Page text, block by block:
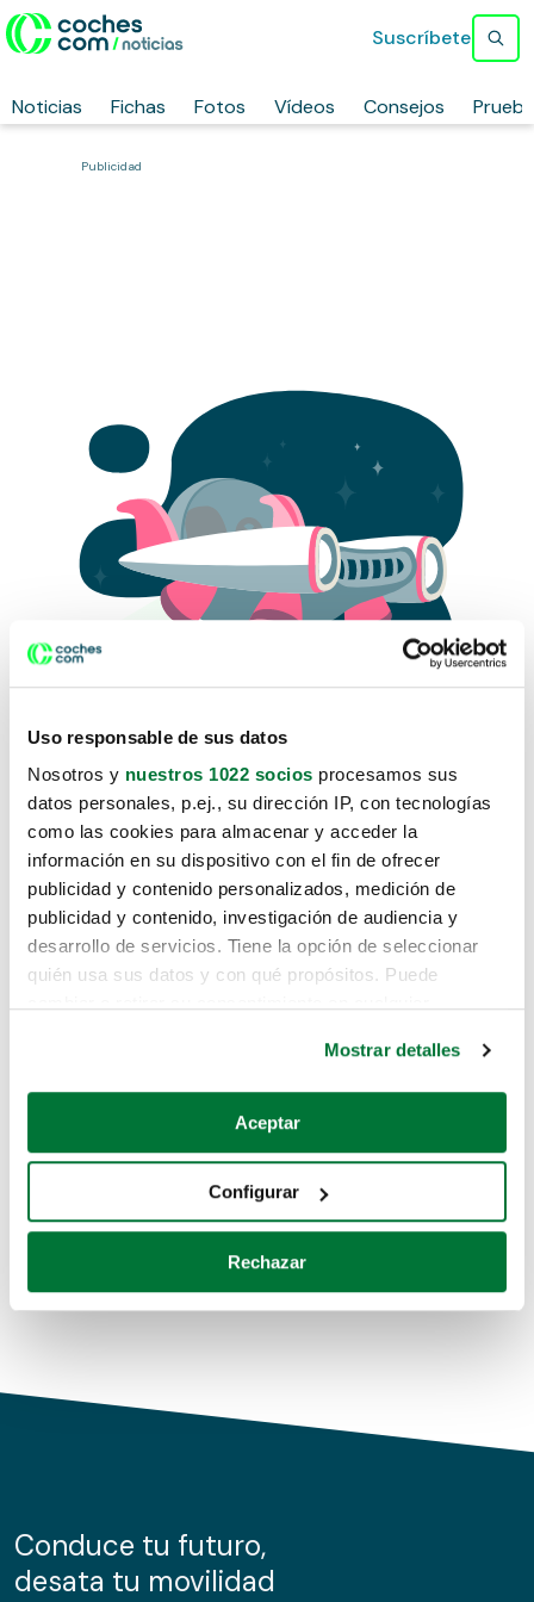
Uso responsable de sus datos
Nosotros y nuestros 1022 socios procesamos sus
datos personales, p.ej., su dirección IP, con tecnologías
como las cookies para almacenar y acceder la
información en su dispositivo con el fin de ofrecer
publicidad y contenido personalizados, medición de
publicidad y contenido, investigación de audiencia y
desarrollo de servicios. Tiene la opción de seleccionar
quién usa sus datos y con qué propósitos. Puede
Si lo permite, también quisiéramos:
Recopilar información sobre su ubicación geográfica
Identificar su dispositivo analizándolo activamente
para buscar características específicas (huellas
Obtenga más información sobre cómo se procesan sus
de cookies.
información sobre el uso que haga del sitio web con
nuestros partners de redes sociales, publicidad y análisis
Mostrar detalles
Aceptar
Configurar
Rechazar
Noticias Fichas Fotos Vídeos Consejos
Suscríbete
Publicidad
Lo sentimos, no sabemos como
te hemos traido hasta aquí.
Pero puedes encontrar el coche que estás
buscando en alguno de estos enlaces:
Coches de segunda mano
Coches de km0
Conduce tu futuro,
desata tu movilidad